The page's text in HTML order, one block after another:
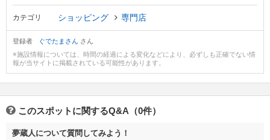
カテゴリ ショッピング 専門店
登録者 ぐでたまさん さん
※施設情報については、時間の経過による変化などにより、必ずしも正確でない情
報が当サイトに掲載されている可能性があります。
このスポットに関するQ&A（0件）
夢蔵人について質問してみよう！